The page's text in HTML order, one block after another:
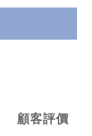
顧客評價